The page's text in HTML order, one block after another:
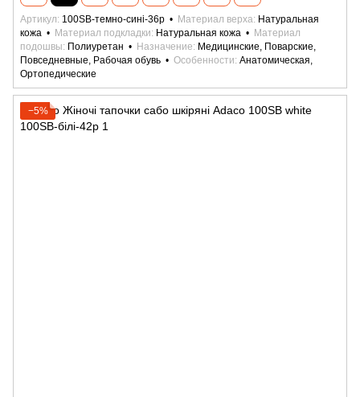
Артикул 100SB-темно-сині-36р Материал верха Натуральная
кожа
Материал подкладки Натуральная кожа
Материал
подошвы
Полиуретан Назначение
Медицинские, Поварские,
Повседневные, Рабочая обувь
Особенности Анатомическая,
Ортопедические
−5%